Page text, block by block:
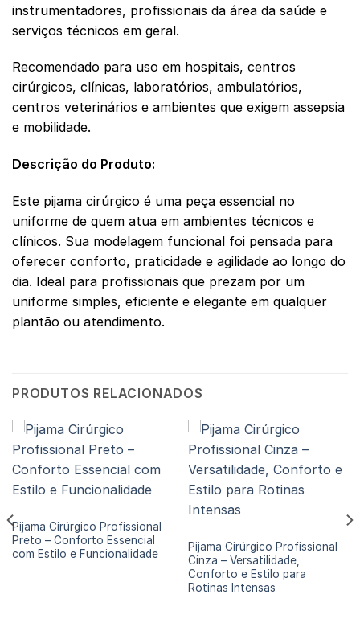
instrumentadores, profissionais da área da saúde e
serviços técnicos em geral.
Recomendado para uso em hospitais, centros
cirúrgicos, clínicas, laboratórios, ambulatórios,
centros veterinários e ambientes que exigem assepsia
e mobilidade.
Descrição do Produto:
Este pijama cirúrgico é uma peça essencial no
uniforme de quem atua em ambientes técnicos e
clínicos. Sua modelagem funcional foi pensada para
oferecer conforto, praticidade e agilidade ao longo do
dia. Ideal para profissionais que prezam por um
uniforme simples, eficiente e elegante em qualquer
plantão ou atendimento.
PRODUTOS RELACIONADOS
PIJAMAS CIRÚRGICOS
Pijama Cirúrgico Profissional
Preto – Conforto Essencial
com Estilo e Funcionalidade
Pijama Cirúrgico Profissional
Cinza – Versatilidade,
Conforto e Estilo para
Rotinas Intensas